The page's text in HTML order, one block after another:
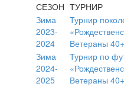
СЕЗОН ТУРНИР
Зима
2023-
2024
Турнир
Ветераны 40+
Зима
2024-
2025
Турнир по
Ветераны 40+